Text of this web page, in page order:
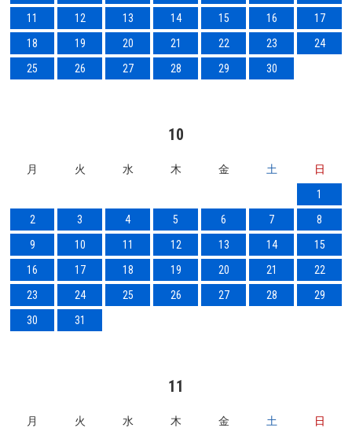
11
12 13 14 15 16
17
18
19 20 21 22 23
24
25
26 27 28 29 30
10
月 火 水 木 金 土
日
1
2
3 4 5 6 7
8
9
10 11 12 13 14
15
16
17 18 19 20 21
22
23
24 25 26 27 28
29
30
31
11
月 火 水 木 金 土
日